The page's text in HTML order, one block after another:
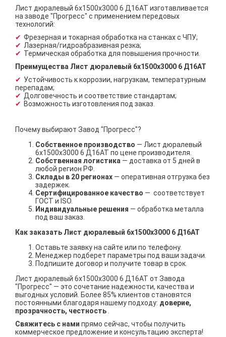
Лист дюралевый 6х1500х3000 6 Д16АТ изготавливается
на заводе "Прогресс" с применением передовых
технологий:
Фрезерная и токарная обработка на станках с ЧПУ;
Лазерная/гидроабразивная резка;
Термическая обработка для повышения прочности.
Преимущества Лист дюралевый 6х1500х3000 6 Д16АТ
Устойчивость к коррозии, нагрузкам, температурным
перепадам;
Долговечность и соответствие стандартам;
Возможность изготовления под заказ.
Почему выбирают Завод "Прогресс"?
Собственное производство — Лист дюралевый
6х1500х3000 6 Д16АТ по цене производителя.
Собственная логистика — доставка от 5 дней в
любой регион РФ.
Склады в 20 регионах — оперативная отгрузка без
задержек.
Сертифицированное качество — соответствует
ГОСТ и ISO.
Индивидуальные решения — обработка металла
под ваш заказ.
Как заказать Лист дюралевый 6х1500х3000 6 Д16АТ
Оставьте заявку на сайте или по телефону.
Менеджер подберет параметры под ваши задачи.
Подпишите договор и получите товар в срок.
Лист дюралевый 6х1500х3000 6 Д16АТ от Завода
"Прогресс" — это сочетание надежности, качества и
выгодных условий. Более 85% клиентов становятся
постоянными благодаря нашему подходу: доверие,
прозрачность, честность .
Свяжитесь с нами прямо сейчас, чтобы получить
коммерческое предложение и консультацию эксперта!